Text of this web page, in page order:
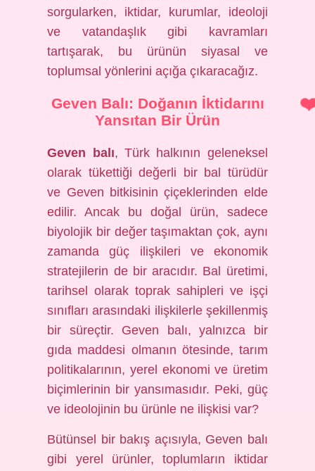
sorgularken, iktidar, kurumlar, ideoloji
ve vatandaşlık gibi kavramları
tartışarak, bu ürünün siyasal ve
toplumsal yönlerini açığa çıkaracağız.
Geven Balı: Doğanın İktidarını
Yansıtan Bir Ürün
Geven balı, Türk halkının geleneksel
olarak tükettiği değerli bir bal türüdür
ve Geven bitkisinin çiçeklerinden elde
edilir. Ancak bu doğal ürün, sadece
biyolojik bir değer taşımaktan çok, aynı
zamanda güç ilişkileri ve ekonomik
stratejilerin de bir aracıdır. Bal üretimi,
tarihsel olarak toprak sahipleri ve işçi
sınıfları arasındaki ilişkilerle şekillenmiş
bir süreçtir. Geven balı, yalnızca bir
gıda maddesi olmanın ötesinde, tarım
politikalarının, yerel ekonomi ve üretim
biçimlerinin bir yansımasıdır. Peki, güç
ve ideolojinin bu ürünle ne ilişkisi var?
Bütünsel bir bakış açısıyla, Geven balı
gibi yerel ürünler, toplumların iktidar